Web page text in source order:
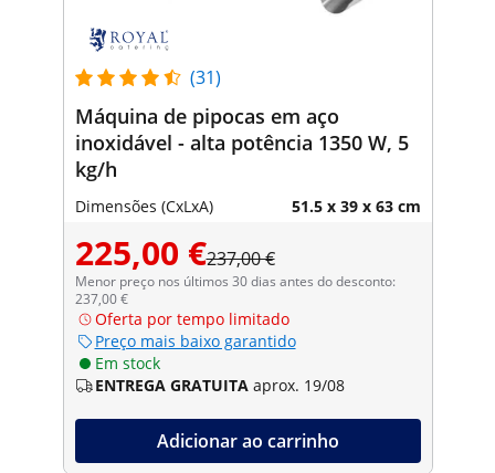
(31)
Máquina de pipocas em aço
inoxidável - alta potência 1350 W, 5
kg/h
Dimensões (CxLxA) 51.5 x 39 x 63 cm
225,00 €237,00 €
Menor preço nos últimos 30 dias antes do desconto:
237,00 €
Oferta por tempo limitado
Preço mais baixo garantido
Em stock
ENTREGA GRATUITA aprox. 19/08
Adicionar ao carrinho